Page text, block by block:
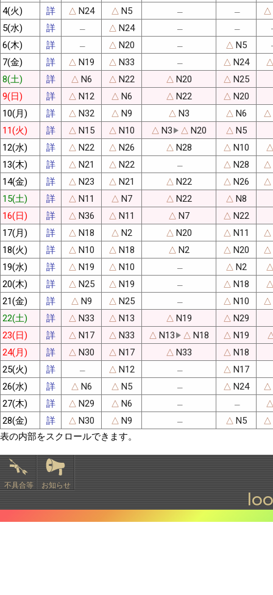
4(火) 詳 △ N24 △ N5 ─ ─ △
5(水) 詳 ─ △ N24 ─ ─
6(木) 詳 ─ △ N20 ─ △ N5
7(金) 詳 △ N19 △ N33 ─ △ N24
8(土) 詳 △ N6 △ N22 △ N20 △ N25
9(日)
詳 △ N12 △ N6 △ N22 △ N20
10(月)
詳 △ N32 △ N9 △ N3 △ N6 △
11(火) 詳 △ N15 △ N10 △ N3 △ N20 △ N5
12(水)
詳 △ N22 △ N26 △ N28 △ N10
13(木) 詳 △ N21 △ N22 ─ △ N28 △
14(金) 詳 △ N23 △ N21 △ N22 △ N26 △
15(土) 詳 △ N11 △ N7 △ N22 △ N8
16(日)
詳 △ N36 △ N11 △ N7 △ N22
17(月)
詳 △ N18 △ N2 △ N20 △ N11 △
18(火) 詳 △ N10 △ N18 △ N2 △ N20 △
19(水) 詳 △ N19 △ N10 ─ △ N2
20(木) 詳 △ N25 △ N19 ─ △ N18
21(金) 詳 △ N9 △ N25 ─ △ N10 △
22(土) 詳 △ N33 △ N13 △ N19 △ N29
23(日)
詳 △ N17 △ N33 △ N13 △ N18 △ N19
24(月) 詳 △ N30 △ N17 △ N33 △ N18
25(火)
詳 ─ △ N12 ─ △ N17
26(水)
詳 △ N6 △ N5 ─ △ N24 △
27(木) 詳 △ N29 △ N6 ─ ─
28(金) 詳 △ N30 △ N9 ─ △ N5 △
表の内部をスクロールできます。
不具合等 お知らせ